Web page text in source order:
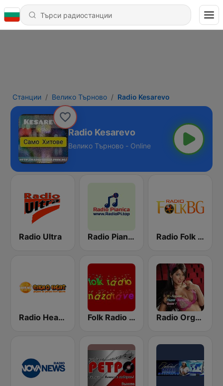
Станции Велико Търново Radio Kesarevo
Radio Kesarevo
Велико Търново - Online
Radio Ultra Radio Pianica / Радио Пияника Radio Folk Bg
Radio Heat - Jega Жега 1 Folk Radio Nazdrave (Фолк радио Наздраве) Radio Orgazam BG